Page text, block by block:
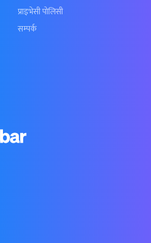
प्राइभेसी पोलिसी
सम्पर्क